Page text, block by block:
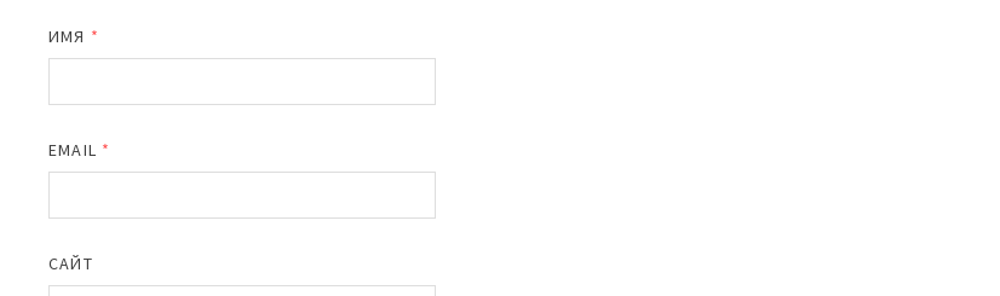
ИМЯ *
EMAIL *
САЙТ